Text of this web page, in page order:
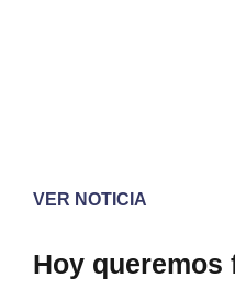
VER NOTICIA
Hoy queremos